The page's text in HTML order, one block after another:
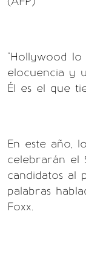
"Hollywood
elocuencia y
Él es el que
En este año,
celebrarán
candidatos
palabras
Foxx.